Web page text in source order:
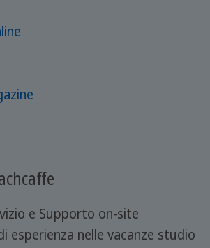
e Supporto on-site
esperienza nelle vacanze studio